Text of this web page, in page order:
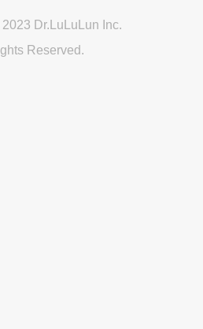
Dr.LuLuLun Inc.
Reserved.